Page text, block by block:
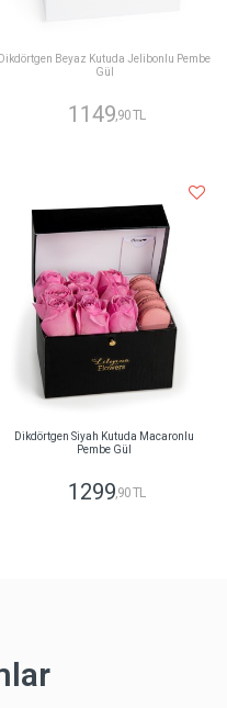
Dikdörtgen Beyaz Kutuda Jelibonlu Pembe
Gül
1149,90 TL
Dikdörtgen Siyah Kutuda Macaronlu
Pembe Gül
1299,90 TL